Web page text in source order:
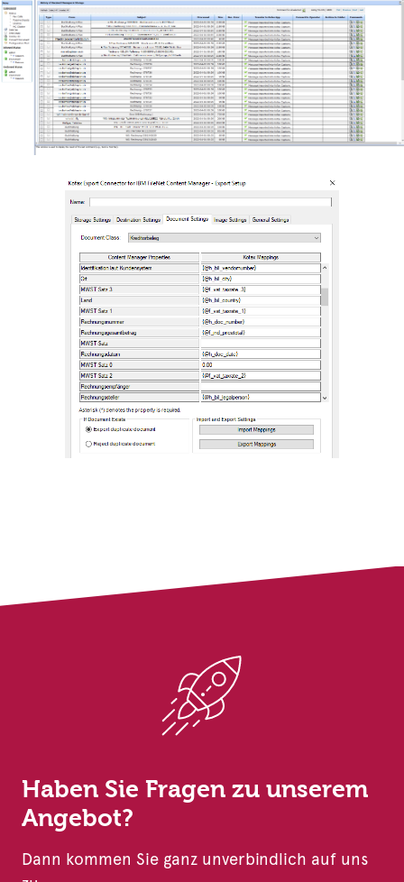
Haben Sie Fragen zu unserem
Angebot?
Dann kommen Sie ganz unverbindlich auf uns